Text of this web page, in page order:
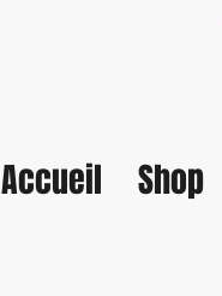
Accueil Shop